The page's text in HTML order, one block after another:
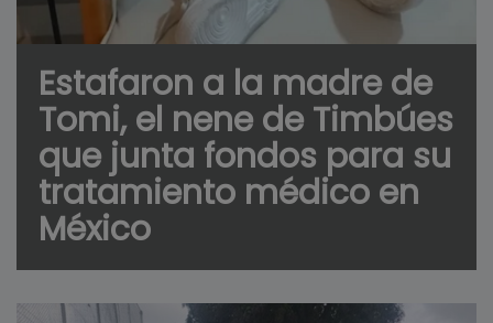
Estafaron a la madre de
Tomi, el nene de Timbúes
que junta fondos para su
tratamiento médico en
México